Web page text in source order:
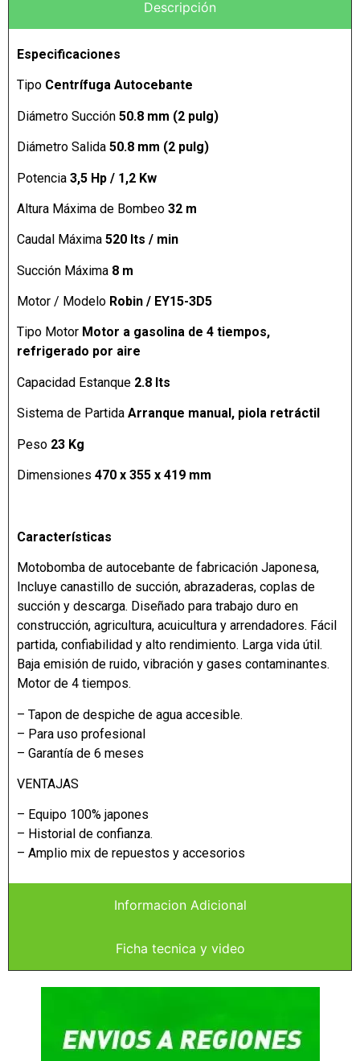
Descripción
Informacion Adicional
Ficha tecnica y video
Especificaciones
Tipo Centrífuga Autocebante
Diámetro Succión 50.8 mm (2 pulg)
Diámetro Salida 50.8 mm (2 pulg)
Potencia 3,5 Hp / 1,2 Kw
Altura Máxima de Bombeo 32 m
Caudal Máxima 520 lts / min
Succión Máxima 8 m
Motor / Modelo Robin / EY15-3D5
Tipo Motor Motor a gasolina de 4 tiempos,
refrigerado por aire
Capacidad Estanque 2.8 lts
Sistema de Partida Arranque manual, piola retráctil
Peso 23 Kg
Dimensiones 470 x 355 x 419 mm
Características
Motobomba de autocebante de fabricación Japonesa,
Incluye canastillo de succión, abrazaderas, coplas de
succión y descarga. Diseñado para trabajo duro en
construcción, agricultura, acuicultura y arrendadores. Fácil
partida, confiabilidad y alto rendimiento. Larga vida útil.
Baja emisión de ruido, vibración y gases contaminantes.
Motor de 4 tiempos.
– Tapon de despiche de agua accesible.
– Para uso profesional
– Garantía de 6 meses
VENTAJAS
– Equipo 100% japones
– Historial de confianza.
– Amplio mix de repuestos y accesorios